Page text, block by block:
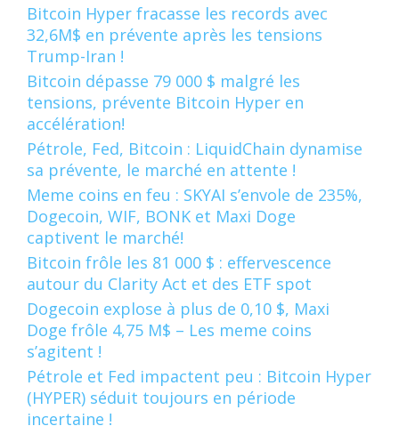
Bitcoin Hyper fracasse les records avec
32,6M$ en prévente après les tensions
Trump-Iran !
Bitcoin dépasse 79 000 $ malgré les
tensions, prévente Bitcoin Hyper en
accélération!
Pétrole, Fed, Bitcoin : LiquidChain dynamise
sa prévente, le marché en attente !
Meme coins en feu : SKYAI s’envole de 235%,
Dogecoin, WIF, BONK et Maxi Doge
captivent le marché!
Bitcoin frôle les 81 000 $ : effervescence
autour du Clarity Act et des ETF spot
Dogecoin explose à plus de 0,10 $, Maxi
Doge frôle 4,75 M$ – Les meme coins
s’agitent !
Pétrole et Fed impactent peu : Bitcoin Hyper
(HYPER) séduit toujours en période
incertaine !